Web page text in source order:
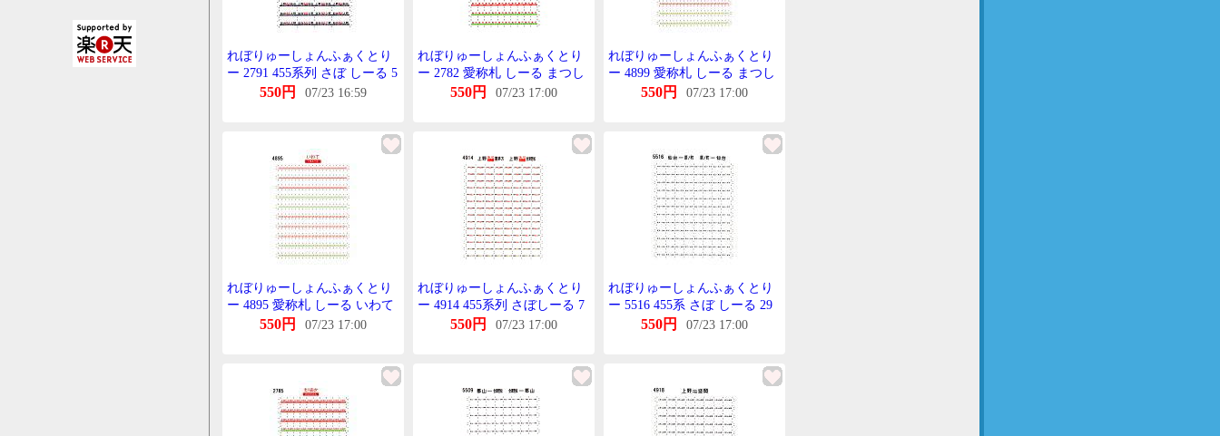
れぼりゅーしょんふぁくとり
ー 2791 455系列 さぼ しーる 5
急行 あずま用
550円 07/23 16:59
れぼりゅーしょんふぁくとり
ー 2782 愛称札 しーる まつし
ま 455系列用
550円 07/23 17:00
れぼりゅーしょんふぁくとり
ー 4899 愛称札 しーる まつし
ま KATO 455系列用
550円 07/23 17:00
れぼりゅーしょんふぁくとり
ー 4895 愛称札 しーる いわて
KATO 455系列用
550円 07/23 17:00
れぼりゅーしょんふぁくとり
ー 4914 455系列 さぼしーる 7
急行ばんだい用 TOMIX用
550円 07/23 17:00
れぼりゅーしょんふぁくとり
ー 5516 455系 さぼ しーる 29
仙台-原の町 原の町-仙台
550円 07/23 17:00